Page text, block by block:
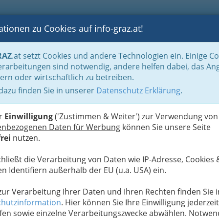
BLOGS FOTOS GASTRONOMIE BRANCHEN
zu Cookies auf info-graz.at!
.at setzt Cookies und andere Technologien ein. Einige
sind notwendig, andere helfen dabei, das
oder wirtschaftlich zu betreiben.
finden Sie in unserer Datenschutz Erklärung.
Einwilligung('Zustimmen & Weiter') zur Verwendung von
Daten für Werbung können Sie unsere Seite
nutzen.
die Verarbeitung von Daten wie IP-Adresse, Cookies
Identifiern außerhalb der EU (u.a. USA) ein.
Verarbeitung Ihrer Daten und Ihren Rechten finden Sie
. Hier können Sie Ihre Einwilligung jederzeit
sowie einzelne Verarbeitungszwecke abwählen.
Gaststätten - Gasthäuser - Gasthöfe